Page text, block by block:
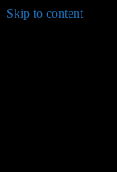
Skip to content